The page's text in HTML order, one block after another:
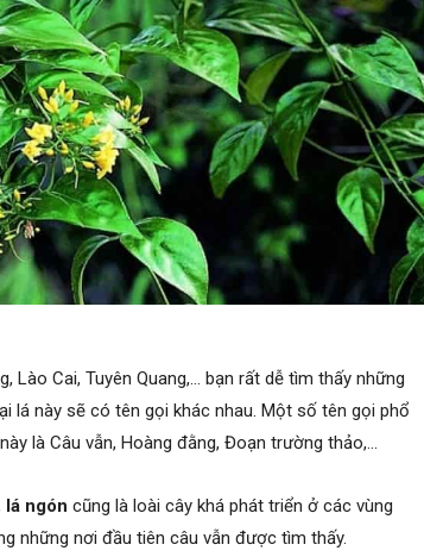
Lào Cai, Tuyên Quang,… bạn rất dễ tìm thấy những
lá này sẽ có tên gọi khác nhau. Một số tên gọi phổ
là Câu vẫn, Hoàng đằng, Đoạn trường thảo,…
lá ngón cũng là loài cây khá phát triển ở các vùng
những nơi đầu tiên câu vẫn được tìm thấy.